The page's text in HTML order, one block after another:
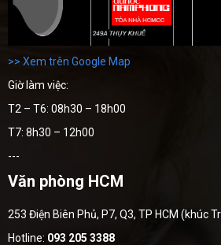
>> Xem trên Google Map
Giờ làm việc:
T2 – T6: 08h30 – 18h00
T7: 8h30 – 12h00
---
Văn phòng HCM
253 Điện Biên Phủ, P7, Q3, TP HCM (khúc
Hotline: 093 205 3388